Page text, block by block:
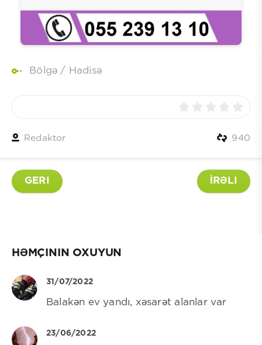
Bölgə / Hadisə
Redaktor 940
GERI İRƏLI
HƏMÇININ OXUYUN
31/07/2022
Balakən ev yandı, xəsarət alanlar var
23/06/2022